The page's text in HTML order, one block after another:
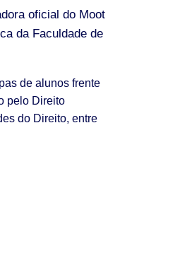
oficial do Moot
da Faculdade de
de alunos frente
pelo Direito
do Direito, entre